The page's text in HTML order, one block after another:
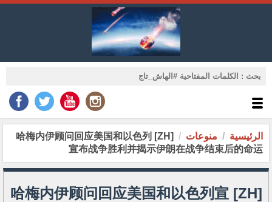
الرئيسية منوعات
[ZH] 哈梅内伊顾问回应美国和以色列
宣布战争胜利并揭示伊朗在战争结束后的命运
[ZH] 哈梅内伊顾问回应美国和以色列宣